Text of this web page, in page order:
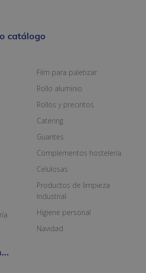
catálogo
Film para paletizar
Rollo aluminio
Rollos y precintos
Catering
Guantes
Complementos hostelería
Celulosas
Productos de limpieza
Industrial
Higiene personal
Navidad